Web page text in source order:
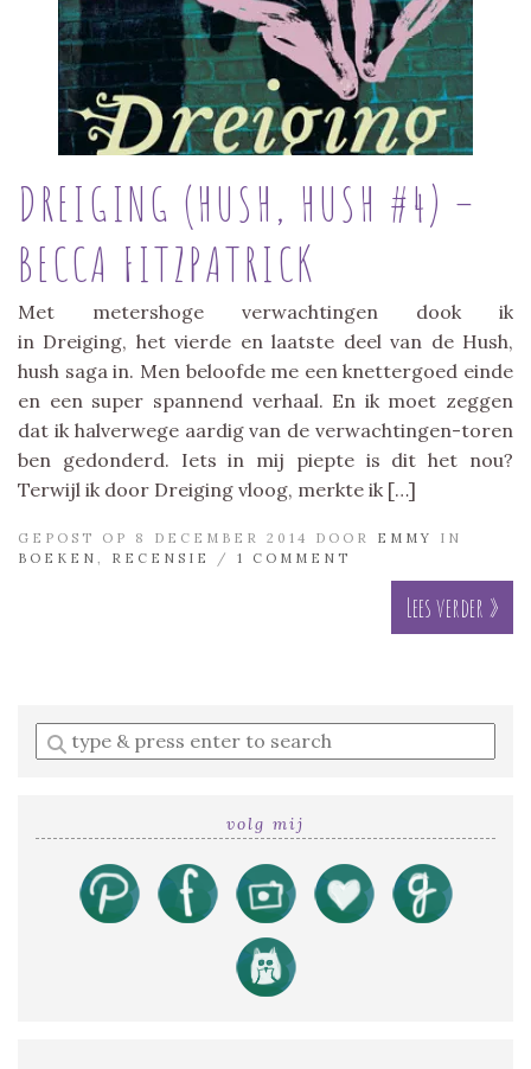
DREIGING (HUSH, HUSH #4) –
BECCA FITZPATRICK
Met metershoge verwachtingen dook ik
in Dreiging, het vierde en laatste deel van de Hush,
hush saga in. Men beloofde me een knettergoed einde
en een super spannend verhaal. En ik moet zeggen
dat ik halverwege aardig van de verwachtingen-toren
ben gedonderd. Iets in mij piepte is dit het nou?
Terwijl ik door Dreiging vloog, merkte ik […]
GEPOST OP 8 DECEMBER 2014 DOOR EMMY
IN
BOEKEN
RECENSIE / 1 COMMENT
Lees verder »
Enter
a
volg mij